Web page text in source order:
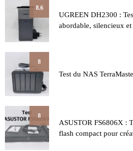
8.6
UGREEN DH2300 :
abordable, silencieux
8
Test du NAS
8
ASUSTOR FS6806X :
flash compact pour